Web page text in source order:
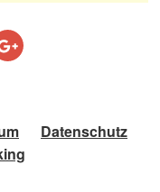
Datenschutz